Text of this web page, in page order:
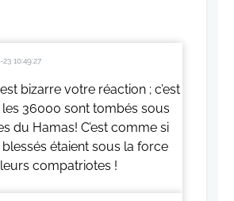
23 10:49:27
bizarre votre réaction ; c’est
36000 sont tombés sous
du Hamas! C’est comme si
étaient sous la force
compatriotes !